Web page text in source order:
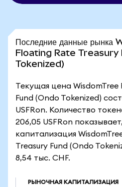
Последние данные
Floating Rate Treasury
Tokenized)
Текущая цена
Fund (Ondo Tokenized)
USFRon. Количество
206,05 USFRon
капитализация
Treasury Fund (Ondo
8,54 тыс. CHF.
РЫНОЧНАЯ КАПИТАЛИЗАЦИЯ